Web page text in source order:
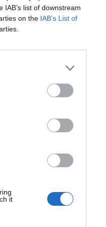
list of downstream
on the IAB’s List of
it
szektor beszerzési
közös felmérése szerint a
előfizetéses